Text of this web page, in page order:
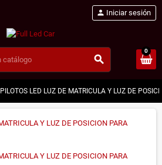
search
person Iniciar sesión
0
PILOTOS LED LUZ DE MATRICULA Y LUZ DE